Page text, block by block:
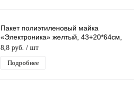
Пакет полиэтиленовый майка
«Электроника» желтый, 43+20*64см,
23 мкм
8,8 руб. / шт
Подробнее